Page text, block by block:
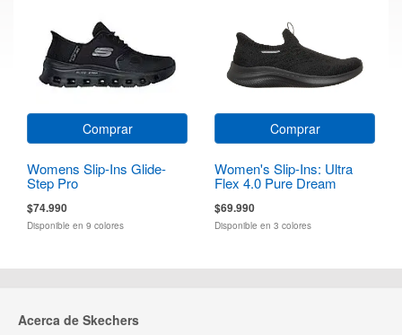
Comprar
Womens Slip-Ins Glide-
Step Pro
$74.990
Disponible en 9 colores
Comprar
Women's Slip-Ins: Ultra
Flex 4.0 Pure Dream
$69.990
Disponible en 3 colores
Acerca de Skechers